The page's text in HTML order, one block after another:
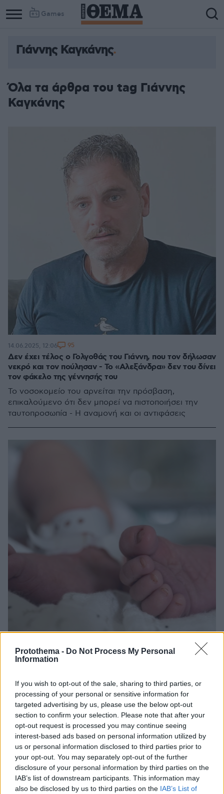
Protothema - Do Not Process My Personal
Information
If you wish to opt-out of the sale, sharing to third parties, or
processing of your personal or sensitive information for
targeted advertising by us, please use the below opt-out
section to confirm your selection. Please note that after your
opt-out request is processed you may continue seeing
interest-based ads based on personal information utilized by
us or personal information disclosed to third parties prior to
your opt-out. You may separately opt-out of the further
disclosure of your personal information by third parties on the
IAB’s list of downstream participants. This information may
also be disclosed by us to third parties on the IAB’s List of
Games
Γιάννης Καγκάνης
Όλα τα άρθρα του tag Γιάννης
Καγκάνης
Δεν έχει τέλος ο Γολγοθάς του Γιάννη, που τον δήλωσαν
νεκρό και τον πούλησαν - Το «Αλεξάνδρα» δεν του δίνει
τον φάκελο της γέννησής του
Το νοσοκομείο του αρνείται την πρόσβαση,
επικαλούμενο ότι δεν μπορεί να πιστοποιήσει την
ταυτοπροσωπία - Η αναμονή και οι αντιφάσεις
14.06.2025, 12:06 95
το 1950 έως σήμερα λέει η Μιχαηλίδου, απαντήσεις στη
Βουλή για την υπόθεση Καγκάνη
Συζήτηση στην Ολομέλεια της Βουλής μετά από
ερώτηση που κατέθεσε η βουλευτής της Νίκης
Ασπασία Κουρουπάκη στην Δόμνα Μιχαηλίδου
13.06.2025, 12:08